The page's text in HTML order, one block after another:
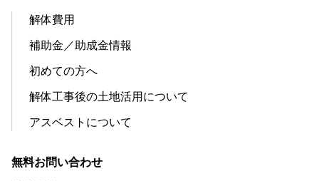
解体費用
補助金／助成金情報
初めての方へ
解体工事後の土地活用について
アスベストについて
無料お問い合わせ